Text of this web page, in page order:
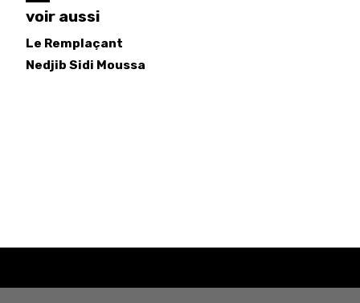
voir aussi
Le Remplaçant
Nedjib Sidi Moussa